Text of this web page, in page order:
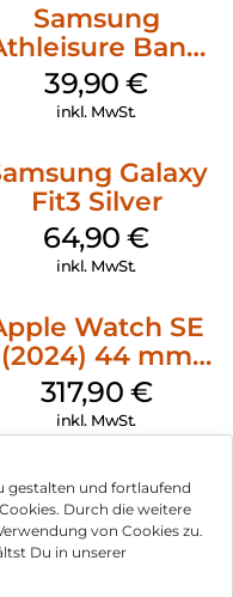
gestalten und fortlaufend
Durch die weitere
von Cookies zu.
Du in unserer
Samsung
Band
M/L Galaxy
Watch7 Silver
39,90€
inkl. MwSt.
Galaxy
Fit3 Silver
64,90€
inkl. MwSt.
Watch SE
(2024) 44 mm
GPS + Cellular
(Sportarmband
M/L)
317,90 €
inkl. MwSt.